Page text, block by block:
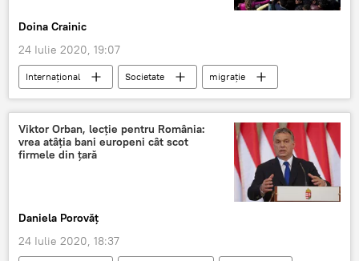
Doina Crainic
24 Iulie 2020, 19:07
Internaţional Societate
migrație
COVID-19
Coronavirus
Criza imigranților
Viktor Orban, lecție pentru România:
vrea atâția bani europeni cât scot
firmele din țară
Daniela Porovăț
24 Iulie 2020, 18:37